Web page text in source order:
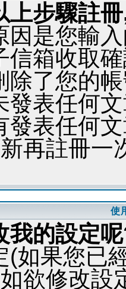
上步驟註
因是您輸
信箱收取
除了您的
發表任何
發表任何
再註冊一
使
我的設定
(如果您已
欲修改設